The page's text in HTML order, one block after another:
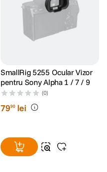
SmallRig 5255 Ocular Vizor
pentru Sony Alpha 1 / 7 / 9
(0)
7990 lei